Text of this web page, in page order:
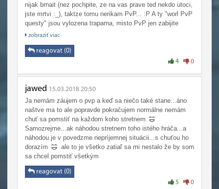
nijak brnait (nez pochpite, ze na vas prave ted nekdo utoci,
jste mrtvi :_), taktze tomu nerikam PvP... :P A ty "worl PvP
questy" jsou vylozena traparna, misto PvP jen zabijite
mobky druhy frakce...
zobraziť viac
reagovat (0)
4 0
jawed 15.03.2018 20:50
Ja nemám záujem o pvp a keď sa niečo také stane...áno
naštve ma to ale popravde pokračujem normálne nemám
chuť sa pomstiť na každom koho stretnem
Samozrejme...ak náhodou stretnem toho istého hráča...a
náhodou je v povedzme nepríjemnej situácii...s chuťou ho
dorazím
ale to je všetko zatiaľ sa mi nestalo že by som
sa chcel pomstiť všetkým
reagovat (0)
5 0